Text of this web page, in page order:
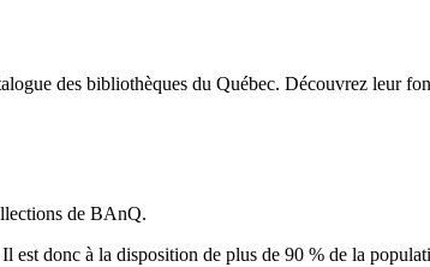
des bibliothèques du Québec. Découvrez leur
de BAnQ.
est donc à la disposition de plus de 90 % de la